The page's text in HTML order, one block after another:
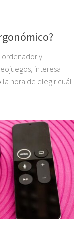
ordenador y
interesa
la hora de elegir cuál